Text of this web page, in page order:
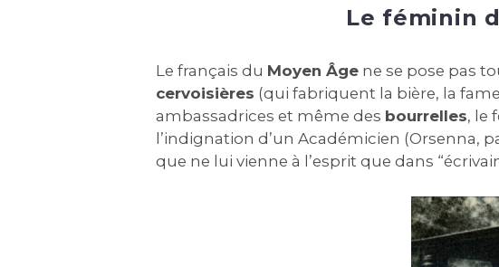
Le féminin
Le français du Moyen Âge ne se pose pas
cervoisières (qui fabriquent la bière, la
ambassadrices et même des bourrelles, le
l’indignation d’un Académicien (Orsenna,
que ne lui vienne à l’esprit que dans